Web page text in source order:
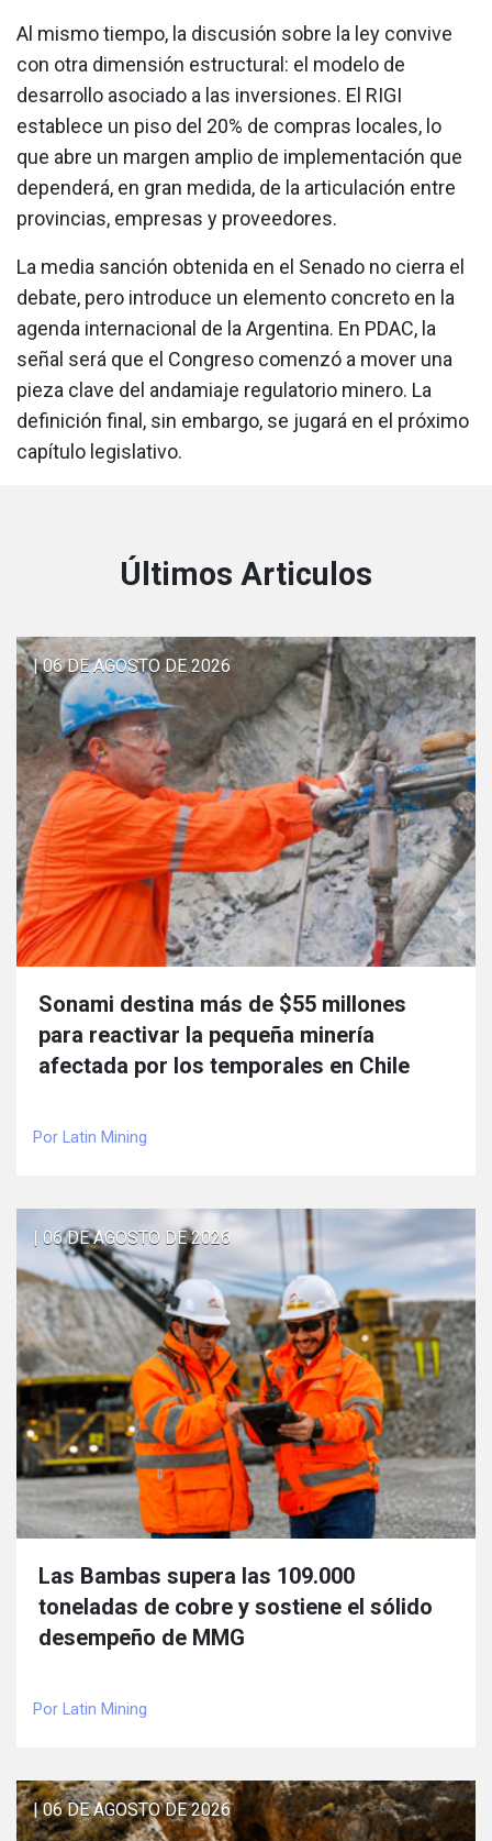
Al mismo tiempo, la discusión sobre la ley convive
con otra dimensión estructural: el modelo de
desarrollo asociado a las inversiones. El RIGI
establece un piso del 20% de compras locales, lo
que abre un margen amplio de implementación que
dependerá, en gran medida, de la articulación entre
provincias, empresas y proveedores.
La media sanción obtenida en el Senado no cierra el
debate, pero introduce un elemento concreto en la
agenda internacional de la Argentina. En PDAC, la
señal será que el Congreso comenzó a mover una
pieza clave del andamiaje regulatorio minero. La
definición final, sin embargo, se jugará en el próximo
capítulo legislativo.
Últimos Articulos
| 06 DE AGOSTO DE 2026
Sonami destina más de $55 millones
para reactivar la pequeña minería
afectada por los temporales en Chile
Por Latin Mining
| 06 DE AGOSTO DE 2026
Las Bambas supera las 109.000
toneladas de cobre y sostiene el sólido
desempeño de MMG
Por Latin Mining
| 06 DE AGOSTO DE 2026